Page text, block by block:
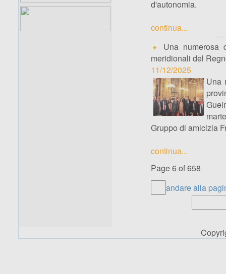
d'autonomia.
continua...
Una numerosa
meridionali del
11/12/2025
Una
Gruppo di amicizia
continua...
Page 6 of 658
andare alla